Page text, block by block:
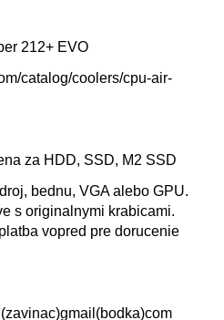
212+ EVO
catalog/coolers/cpu-air-
za HDD, SSD, M2 SSD
bednu, VGA alebo GPU.
s originalnymi krabicami.
vopred pre dorucenie